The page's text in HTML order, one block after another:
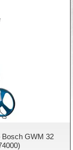
Bosch GWM 32